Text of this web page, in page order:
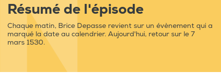
Résumé de l'épisode
Chaque matin, Brice Depasse revient sur un évènement qui a
marqué la date au calendrier. Aujourd'hui, retour sur le 7
mars 1530.